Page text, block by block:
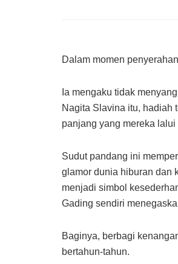
Dalam momen
Ia mengaku tidak
Nagita Slavina itu, hadiah
panjang yang mereka lalui
Sudut pandang ini
glamor dunia hiburan dan
menjadi simbol
Gading sendiri
Baginya, berbagi
bertahun-tahun.